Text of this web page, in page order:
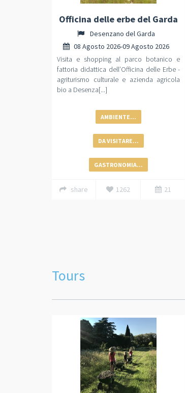
Officina delle erbe del Garda
Desenzano del Garda
08 Agosto 2026-09 Agosto 2026
Visita e shopping al parco botanico e
fattoria didattica dell’Officina delle Erbe -
agriturismo culturale e azienda agricola
bio a Desenza[...]
AMBIENTE...
DA VISITARE...
GASTRONOMIA...
share 1262 21
Tours